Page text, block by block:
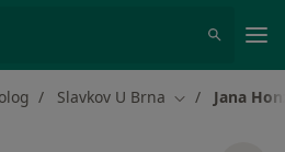
Slavkov U Brna Změna města
Jana